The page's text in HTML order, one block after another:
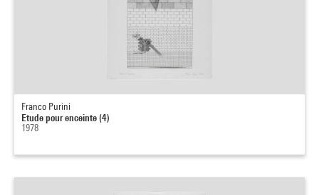
Franco Purini
Etude pour enceinte (4)
1978